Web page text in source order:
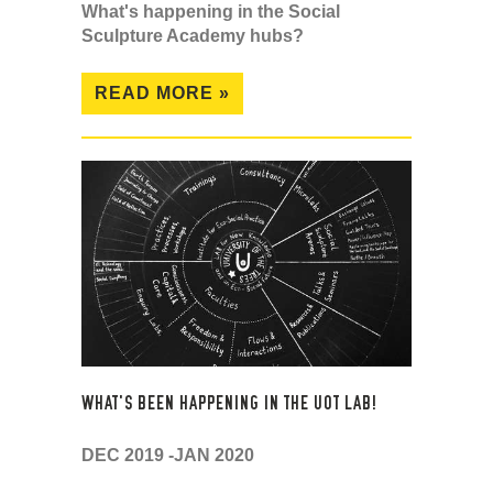
What's happening in the Social
Sculpture Academy hubs?
READ MORE »
WHAT'S BEEN HAPPENING IN THE UOT LAB!
DEC 2019 -JAN 2020